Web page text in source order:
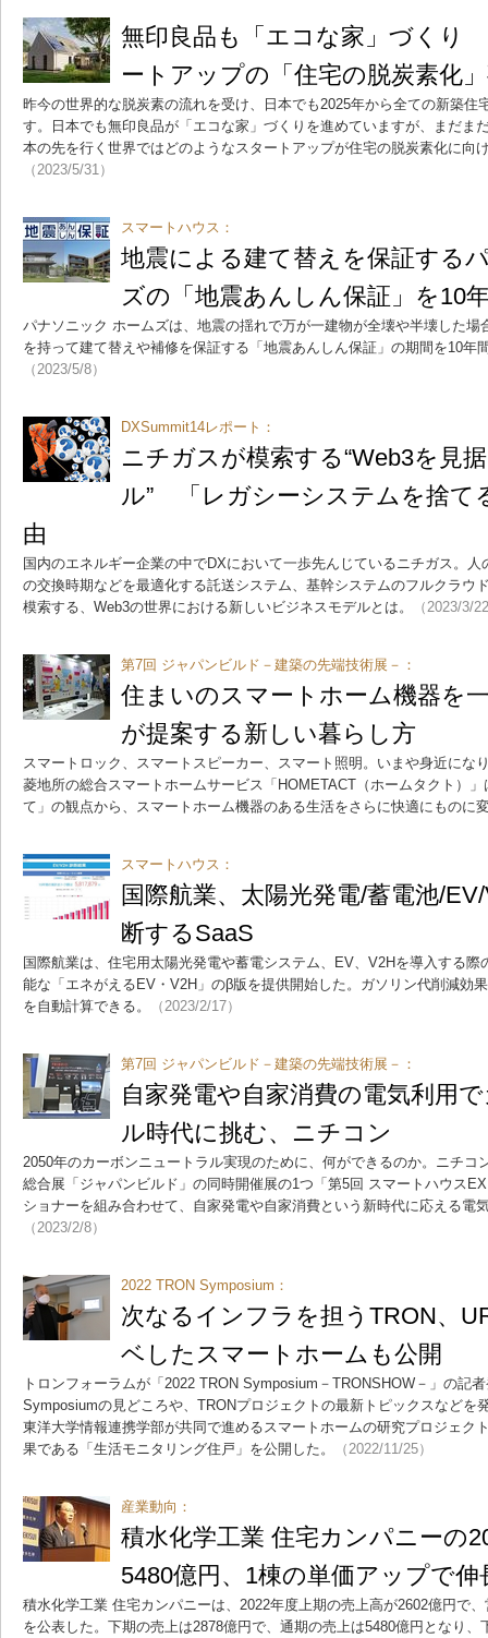
無印良品も「エコな家」づくり
ートアップの「住宅の脱炭素化
昨今の世界的な脱炭素の流れを受け、日本でも2025年から全ての新築住
す。日本でも無印良品が「エコな家」づくりを進めていますが、まだま
本の先を行く世界ではどのようなスタートアップが住宅の脱炭素化に向
（2023/5/31）
スマートハウス：
地震による建て替えを保証する
ズの「地震あんしん保証」を10
パナソニック ホームズは、地震の揺れで万が一建物が全壊や半壊した場
を持って建て替えや補修を保証する「地震あんしん保証」の期間を10年
（2023/5/8）
DXSummit14レポート：
ニチガスが模索する“Web3を見
ル” 「レガシーシステムを捨て
由
国内のエネルギー企業の中でDXにおいて一歩先んじているニチガス。
の交換時期などを最適化する託送システム、基幹システムのフルクラウ
模索する、Web3の世界における新しいビジネスモデルとは。
（2023/3/
第7回 ジャパンビルド－建築の先端技術展－：
住まいのスマートホーム機器を
が提案する新しい暮らし方
スマートロック、スマートスピーカー、スマート照明。いまや身近にな
菱地所の総合スマートホームサービス「HOMETACT（ホームタクト）
て」の観点から、スマートホーム機器のある生活をさらに快適にものに
スマートハウス：
国際航業、太陽光発電/蓄電池/
断するSaaS
国際航業は、住宅用太陽光発電や蓄電システム、EV、V2Hを導入する
能な「エネがえるEV・V2H」のβ版を提供開始した。ガソリン代削減効
を自動計算できる。
（2023/2/17）
第7回 ジャパンビルド－建築の先端技術展－：
自家発電や自家消費の電気利用
ル時代に挑む、ニチコン
2050年のカーボンニュートラル実現のために、何ができるのか。ニチコ
総合展「ジャパンビルド」の同時開催展の1つ「第5回 スマートハウス
ショナーを組み合わせて、自家発電や自家消費という新時代に応える電
（2023/2/8）
2022 TRON Symposium：
次なるインフラを担うTRON、
ベしたスマートホームも公開
トロンフォーラムが「2022 TRON Symposium－TRONSHOW－」の記
Symposiumの見どころや、TRONプロジェクトの最新トピックスなどを
東洋大学情報連携学部が共同で進めるスマートホームの研究プロジェク
果である「生活モニタリング住戸」を公開した。
（2022/11/25）
産業動向：
積水化学工業 住宅カンパニーの
5480億円、1棟の単価アップで伸
積水化学工業 住宅カンパニーは、2022年度上期の売上高が2602億円で
を公表した。下期の売上は2878億円で、通期の売上は5480億円となり